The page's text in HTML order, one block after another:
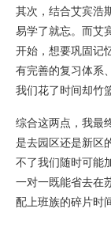
其次，结合艾宾浩
易学了就忘。而艾
开始，想要巩固记
有完善的复习体系
我们花了时间却竹
综合这两点，我最
是去园区还是新区
不了我们随时可能
一对一既能省去在
配上班族的碎片时